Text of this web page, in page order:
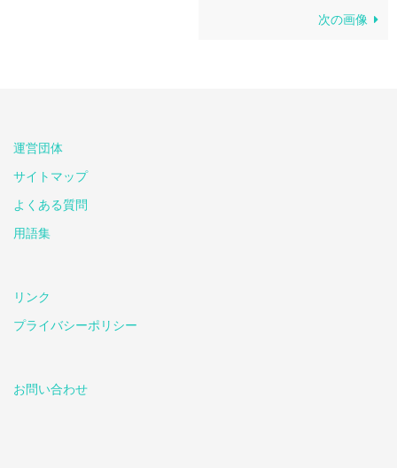
次の画像
運営団体
サイトマップ
よくある質問
用語集
リンク
プライバシーポリシー
お問い合わせ